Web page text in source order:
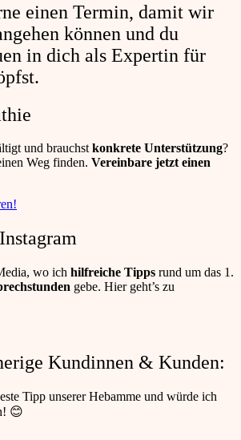
einen Termin, damit wir
können und du
in dich als Expertin für
und brauchstkonkrete Unterstützung?
Weg finden. Vereinbare jetzt einen
wo ich hilfreiche Tipps rund um das 1.
gebe. Hier geht’s zu
Kundinnen & Kunden:
Tipp unserer Hebamme und würde ich
😊